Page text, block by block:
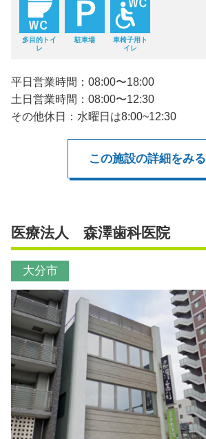
多目的トイ
レ
駐車場
車椅子用ト
イレ
平日営業時間：08:00〜18:00
土日営業時間：08:00〜12:30
その他休日：水曜日は8:00~12:30
この施設の詳細をみる
医療法人 森澤歯科医院
大分市